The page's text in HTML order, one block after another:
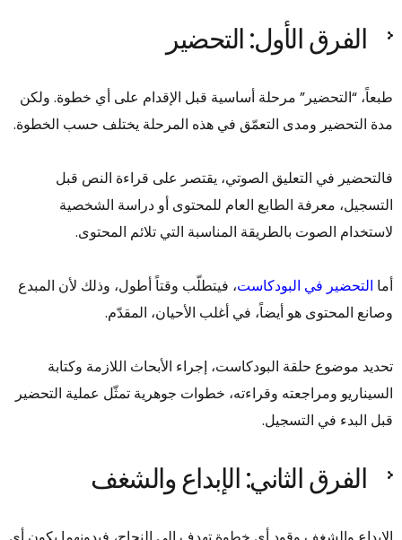
الفرق الأول: التحضير
طبعاً، “التحضير” مرحلة أساسية قبل الإقدام على أي خطوة. ولكن
مدة التحضير ومدى التعمّق في هذه المرحلة يختلف حسب الخطوة.
فالتحضير في التعليق الصوتي، يقتصر على قراءة النص قبل
التسجيل، معرفة الطابع العام للمحتوى أو دراسة الشخصية
لاستخدام الصوت بالطريقة المناسبة التي تلائم المحتوى.
أما التحضير في البودكاست، فيتطلّب وقتاً أطول، وذلك لأن المبدع
وصانع المحتوى هو أيضاً، في أغلب الأحيان، المقدّم.
تحديد موضوع حلقة البودكاست، إجراء الأبحاث اللازمة وكتابة
السيناريو ومراجعته وقراءته، خطوات جوهرية تمثّل عملية التحضير
قبل البدء في التسجيل.
الفرق الثاني: الإبداع والشغف